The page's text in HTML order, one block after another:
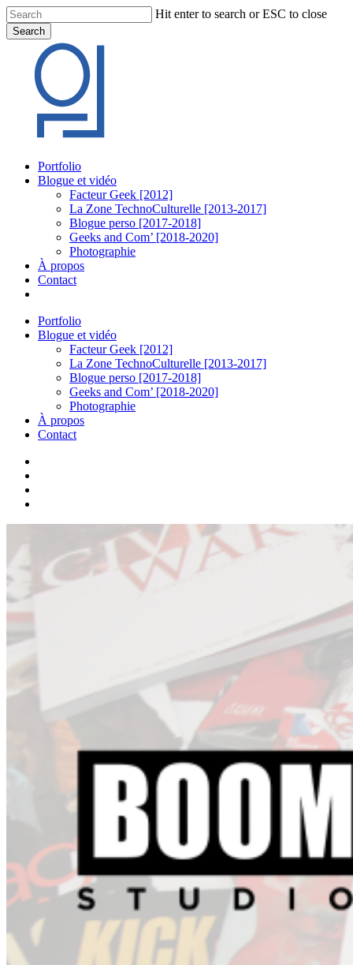
Skip
to
main
content
Hit enter to search or ESC to close
Search
Search
Menu
Portfolio
Blogue et vidéo
Facteur Geek [2012]
La Zone TechnoCulturelle [2013-2017]
Blogue perso [2017-2018]
Geeks and Com’ [2018-2020]
Photographie
À propos
Contact
Portfolio
Blogue et vidéo
Facteur Geek [2012]
La Zone TechnoCulturelle [2013-2017]
Blogue perso [2017-2018]
Geeks and Com’ [2018-2020]
Photographie
À propos
Contact